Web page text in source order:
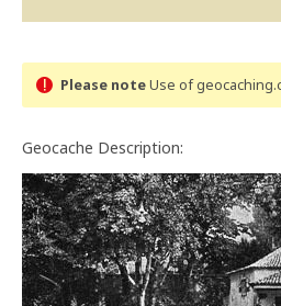
Please noteUse of
Geocache Description: